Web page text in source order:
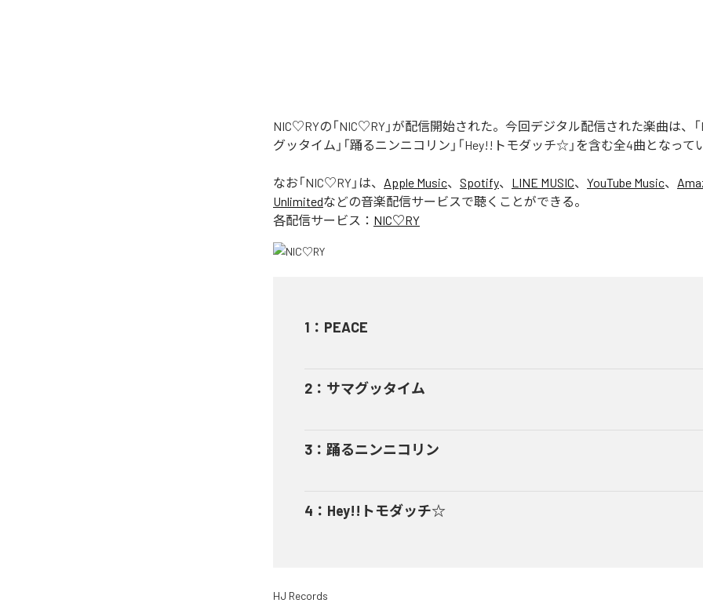
NIC♡RYの「NIC♡RY」が配信開始された。今回デジタル配信された楽曲は、「
グッタイム」「踊るニンニコリン」「Hey!!トモダッチ☆」を含む全4曲となって
なお「NIC♡RY 」は、 Apple Music、 Spotify、 LINE MUSIC、 YouTube Music、
Unlimitedなどの音楽配信サービスで聴くことができる。
各配信サービス： NIC♡RY
1 ： PEACE
2 ： サマグッタイム
3 ： 踊るニンニコリン
4 ： Hey!!トモダッチ☆
HJ Records